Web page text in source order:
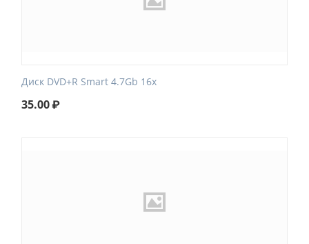
Диск DVD+R Smart 4.7Gb 16x
35.00₽